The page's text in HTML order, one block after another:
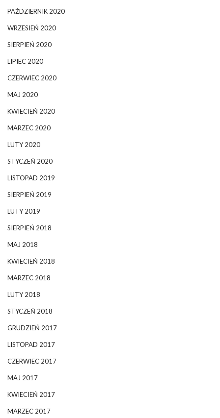
PAŹDZIERNIK 2020
WRZESIEŃ 2020
SIERPIEŃ 2020
LIPIEC 2020
CZERWIEC 2020
MAJ 2020
KWIECIEŃ 2020
MARZEC 2020
LUTY 2020
STYCZEŃ 2020
LISTOPAD 2019
SIERPIEŃ 2019
LUTY 2019
SIERPIEŃ 2018
MAJ 2018
KWIECIEŃ 2018
MARZEC 2018
LUTY 2018
STYCZEŃ 2018
GRUDZIEŃ 2017
LISTOPAD 2017
CZERWIEC 2017
MAJ 2017
KWIECIEŃ 2017
MARZEC 2017